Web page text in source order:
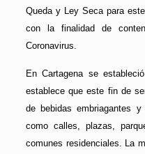
Queda y Ley Seca para
con la finalidad de
Coronavirus.
En Cartagena se
establece que este fin de
de bebidas embriagantes
como calles, plazas,
comunes residenciales. La